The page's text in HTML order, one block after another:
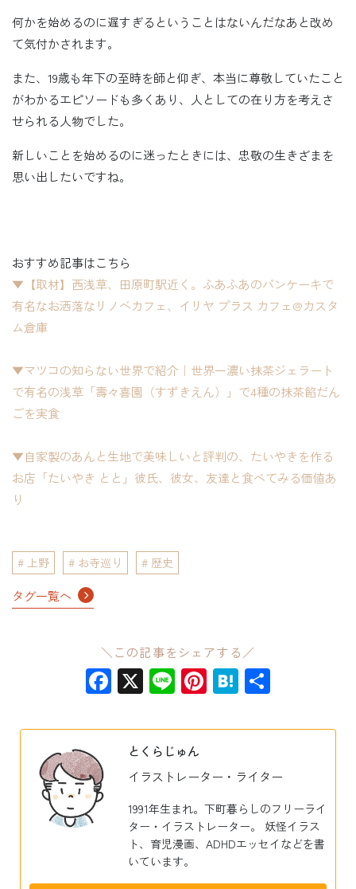
何かを始めるのに遅すぎるということはないんだなあと改め
て気付かされます。
また、19歳も年下の至時を師と仰ぎ、本当に尊敬していたこと
がわかるエピソードも多くあり、人としての在り方を考えさ
せられる人物でした。
新しいことを始めるのに迷ったときには、忠敬の生きざまを
思い出したいですね。
おすすめ記事はこちら
▼【取材】西浅草、田原町駅近く。ふあふあのパンケーキで
有名なお洒落なリノベカフェ、イリヤ プラス カフェ@カスタ
ム倉庫
▼マツコの知らない世界で紹介｜世界一濃い抹茶ジェラート
で有名の浅草「壽々喜園（すずきえん）」で4種の抹茶餡だん
ごを実食
▼自家製のあんと生地で美味しいと評判の、たいやきを作る
お店「たいやき とと」彼氏、彼女、友達と食べてみる価値あ
り
上野 お寺巡り 歴史
タグ一覧へ
＼この記事をシェアする／
Facebook
X LinePinterest
Hatena
とくらじゅん
イラストレーター・ライター
1991年生まれ。下町暮らしのフリーライ
ター・イラストレーター。 妖怪イラス
ト、育児漫画、ADHDエッセイなどを書
いています。